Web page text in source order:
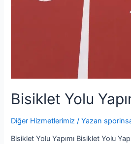
Bisiklet Yolu
Diğer Hizmetlerimiz / Yazan
Bisiklet Yolu Yapımı Bisiklet Yolu